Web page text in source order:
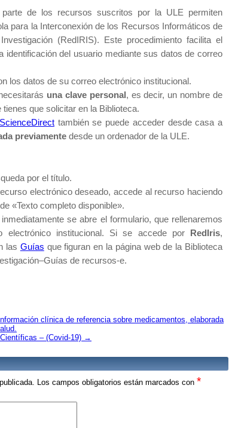
de los recursos suscritos por la ULE permiten
para la Interconexión de los Recursos Informáticos de
(RedIRIS). Este procedimiento facilita el
identificación del usuario mediante sus datos de correo
los datos de su correo electrónico institucional.
una clave personal, es decir, un nombre de
que solicitar en la Biblioteca.
ScienceDirect también se puede acceder desde casa a
previamente desde un ordenador de la ULE.
por el título.
electrónico deseado, accede al recurso haciendo
«Texto completo disponible».
se abre el formulario, que rellenaremos
institucional. Si se accede por RedIris,
las Guías que figuran en la página web de la Biblioteca
de recursos-e.
clínica de referencia sobre medicamentos, elaborada
– (Covid-19) →
Los campos obligatorios están marcados con *